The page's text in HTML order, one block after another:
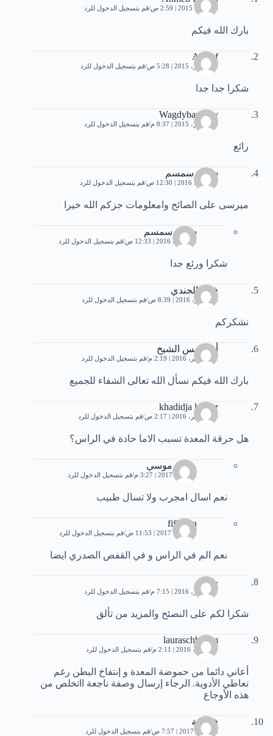
6 أكتوبر، 2015 | 2:59 ص قم بتسجيل الدخول للرد
بارك الله فيكم
Ashraf
14 أكتوبر، 2015 | 5:28 ص قم بتسجيل الدخول للرد
شكرا جدا جدا
Wagdybastawy
22 أكتوبر، 2015 | 8:37 م قم بتسجيل الدخول للرد
رائع
سالى سمسم
1 مارس، 2016 | 12:30 ص قم بتسجيل الدخول للرد
ميرسى على الصائح وامعلومات جزكم الله خيرا
سالى سمسم
1 مارس، 2016 | 12:33 ص قم بتسجيل الدخول للرد
شكرا ورئع جدا
فريد الجندي
2 سبتمبر، 2016 | 8:39 ص قم بتسجيل الدخول للرد
نشكركم
أحمد يس الشيخ
11 سبتمبر، 2016 | 2:19 م قم بتسجيل الدخول للرد
بارك الله فيكم نسأل الله تعالى الشفاء للجميع
khadidja laouar
25 سبتمبر، 2016 | 2:17 ص قم بتسجيل الدخول للرد
هل حرقة المعدة تسبب الاما حادة في الراس؟
محمد موسي
22 يناير، 2017 | 3:27 م قم بتسجيل الدخول للرد
نعم اسال امجرب ولا تسال طبيب
fifianna
2 أكتوبر، 2017 | 11:53 ص قم بتسجيل الدخول للرد
نعم الم في الراس و في القفص الصدري ايضا
حسن
11 أكتوبر، 2016 | 7:15 م قم بتسجيل الدخول للرد
شكرا لكم على النصئح والمزيد من تألق
lauraschbaiem
9 نوفمبر، 2016 | 2:11 م قم بتسجيل الدخول للرد
أعاني دائما من حموضة المعدة و إنتفاخ البطن رغم
تعاطي الأدوية. الرجاء إرسال وصفة ناجعة ااتخلص من
هذه الأوجاع
فاطمة
28 يناير، 2017 | 7:57 ص قم بتسجيل الدخول للرد